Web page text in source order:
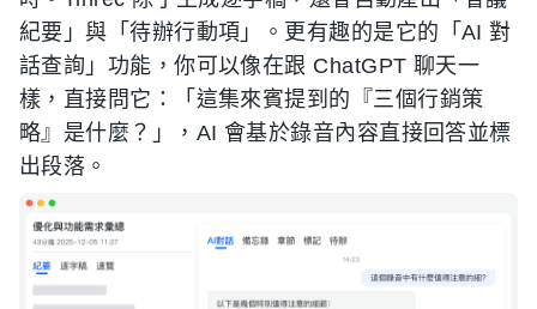
紀要」與「待辦行動項」。更有趣的是它的「AI 對
話查詢」功能，你可以像在跟 ChatGPT 聊天一
樣，直接問它：「這集來賓提到的『三個行銷策
略』是什麼？」，AI 會基於錄音內容直接回答並標
出段落。